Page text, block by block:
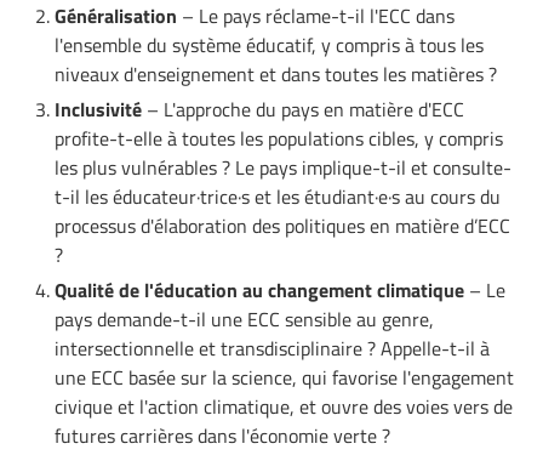
Généralisation – Le pays réclame-t-il l'ECC dans
l'ensemble du système éducatif, y compris à tous les
niveaux d'enseignement et dans toutes les matières ?
Inclusivité – L'approche du pays en matière d'ECC
profite-t-elle à toutes les populations cibles, y compris
les plus vulnérables ? Le pays implique-t-il et consulte-
t-il les éducateur·trice·s et les étudiant·e·s au cours du
processus d'élaboration des politiques en matière d’ECC
?
Qualité de l'éducation au changement climatique – Le
pays demande-t-il une ECC sensible au genre,
intersectionnelle et transdisciplinaire ? Appelle-t-il à
une ECC basée sur la science, qui favorise l'engagement
civique et l'action climatique, et ouvre des voies vers de
futures carrières dans l'économie verte ?